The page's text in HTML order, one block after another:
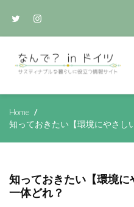
なんで
イツ
サスティナブルな生活のアイ
Home
知っておきたい【環境にやさし
知っておきたい【環境
一体どれ？